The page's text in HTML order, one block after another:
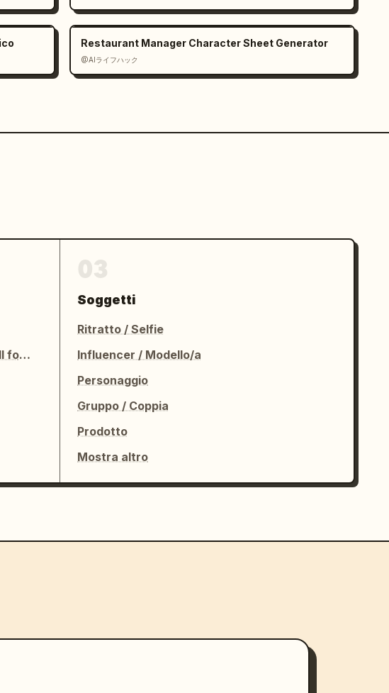
Restaurant Manager Character Sheet Generator
@AIライフハック
Fermo immagine cinematografico / Still fotografico
Soggetti
Ritratto / Selfie
Influencer / Modello/a
Personaggio
Gruppo / Coppia
Prodotto
Mostra altro